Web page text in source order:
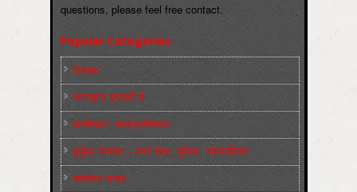
questions, please feel free contact.
Popular Categories
Slider
कारख़ाना इलाक़ों से
फ़ासीवाद / साम्‍प्रदायिकता
बुर्जुआ जनवाद – दमन तंत्र, पुलिस, न्‍यायपालिका
संघर्षरत जनता